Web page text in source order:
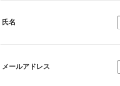
氏名
メールアドレス